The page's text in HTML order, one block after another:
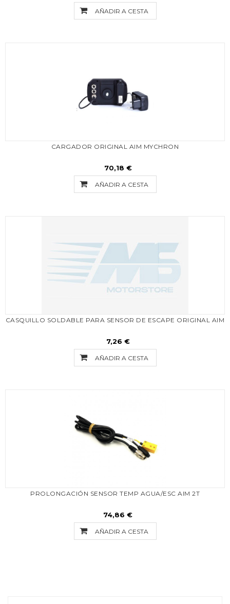
AÑADIR A CESTA
CARGADOR ORIGINAL AIM MYCHRON
70,18 €
AÑADIR A CESTA
CASQUILLO SOLDABLE PARA SENSOR DE ESCAPE ORIGINAL AIM
7,26 €
AÑADIR A CESTA
PROLONGACIÓN SENSOR TEMP AGUA/ESC AIM 2T
74,86 €
AÑADIR A CESTA